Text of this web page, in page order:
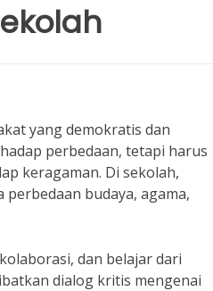
yang demokratis dan
perbedaan, tetapi harus
keragaman. Di sekolah,
budaya, agama,
dan belajar dari
dialog kritis mengenai